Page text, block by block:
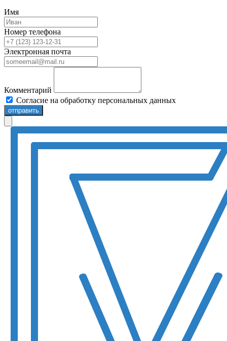
Имя
Номер телефона
Электронная почта
Комментарий
Согласие на обработку персональных данных
отправить